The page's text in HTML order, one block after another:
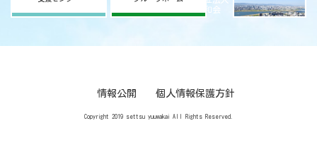
摂津宥和会
情報公開 個人情報保護方針
Copyright 2019 settsu yuuwakai All Rights Reserved.